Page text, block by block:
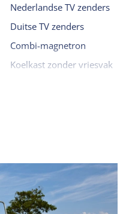
Nederlandse TV zenders
Duitse TV zenders
Combi-magnetron
Koelkast zonder vriesvak
Gedeelde faciliteiten
Wifi gedeeld